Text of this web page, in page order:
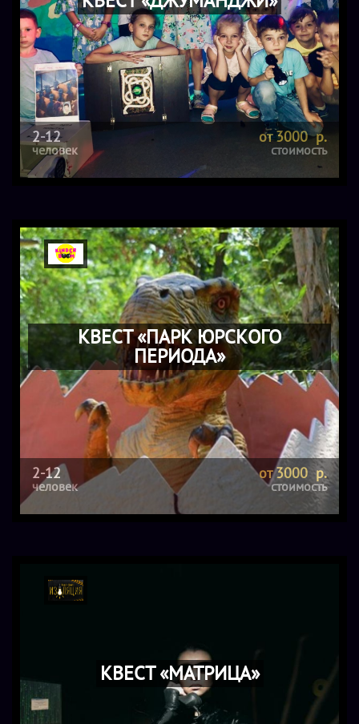
2-12
человек
от 3000 р.
стоимость
КВЕСТ «ПАРК ЮРСКОГО
ПЕРИОДА»
2-12
человек
от 3000 р.
стоимость
КВЕСТ «МАТРИЦА»